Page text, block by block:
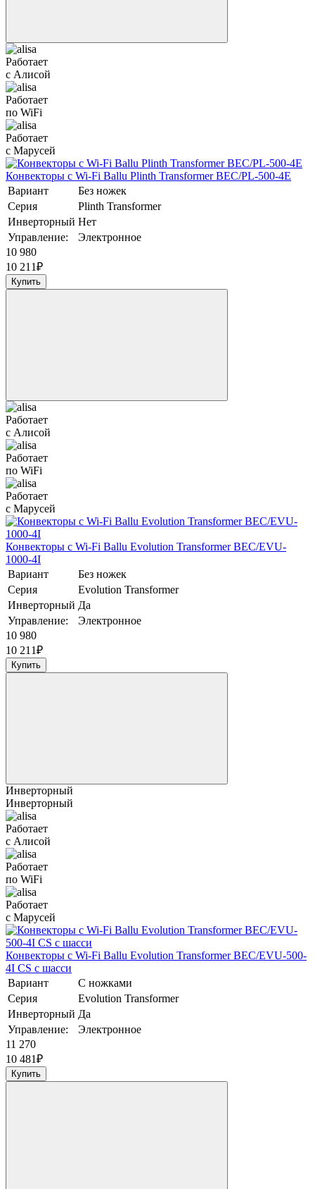
Работает
с Алисой
Работает
по WiFi
Работает
с Марусей
Конвекторы с Wi-Fi Ballu Plinth Transformer BEC/PL-500-4E
Вариант
Без ножек
Серия
Plinth Transformer
Инверторный Нет
Управление:
Электронное
10 980
10 211₽
Купить
Работает
с Алисой
Работает
по WiFi
Работает
с Марусей
Конвекторы с Wi-Fi Ballu Evolution Transformer BEC/EVU-
1000-4I
Вариант
Без ножек
Серия
Evolution Transformer
Инверторный Да
Управление:
Электронное
10 980
10 211₽
Купить
Инверторный
Инверторный
Работает
с Алисой
Работает
по WiFi
Работает
с Марусей
Конвекторы с Wi-Fi Ballu Evolution Transformer BEC/EVU-500-
4I CS с шасси
Вариант
С ножками
Серия
Evolution Transformer
Инверторный Да
Управление:
Электронное
11 270
10 481₽
Купить